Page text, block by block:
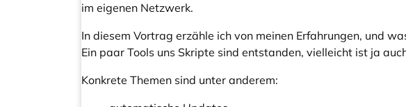
im eigenen Netzwerk.
In diesem Vortrag erzähle ich von meinen Erfahrungen, und
Ein paar Tools uns Skripte sind entstanden, vielleicht ist ja
Konkrete Themen sind unter anderem: